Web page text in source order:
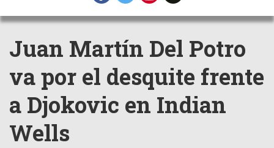
Juan Martín Del Potro
va por el desquite frente
a Djokovic en Indian
Wells